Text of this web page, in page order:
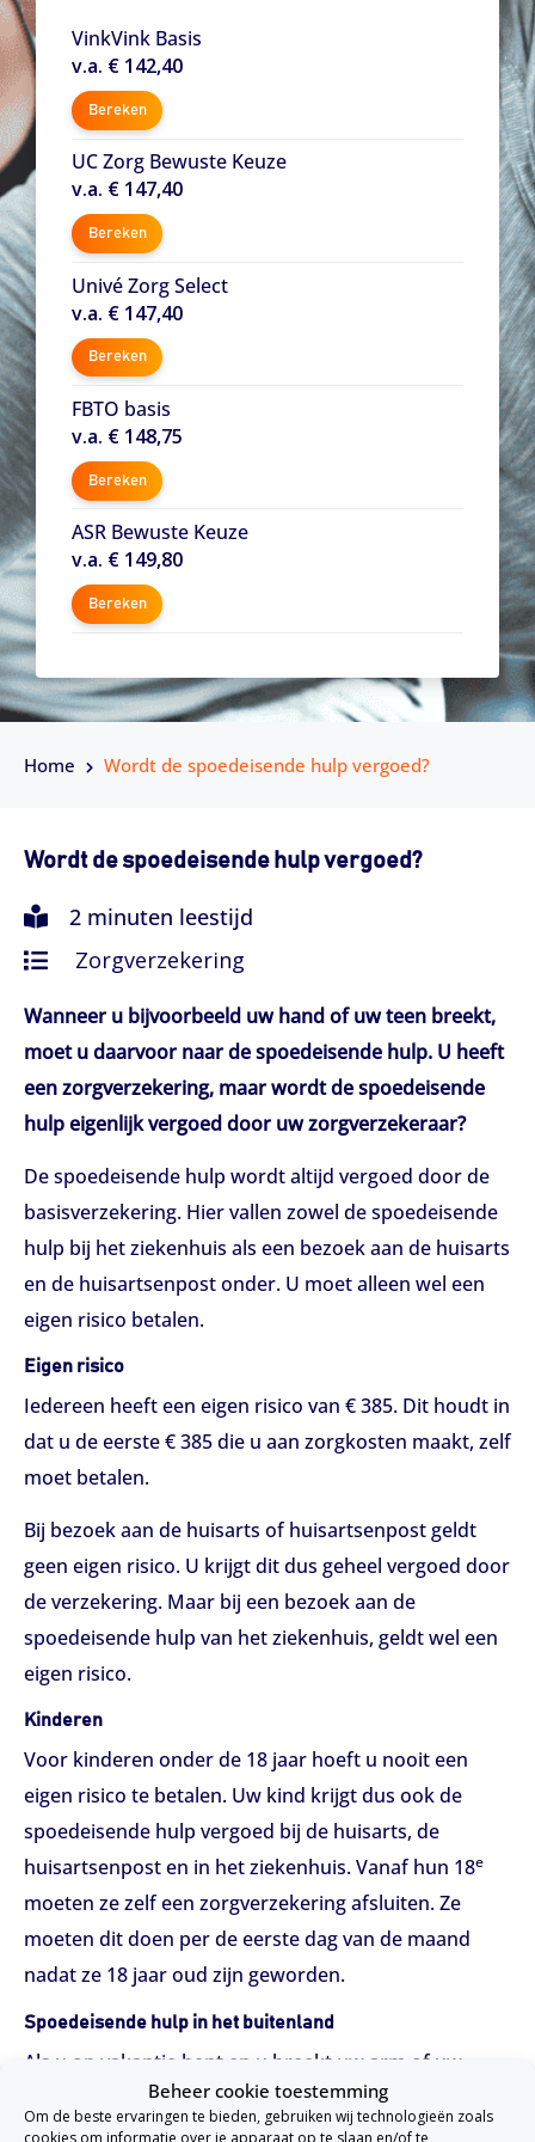
Beheer cookie toestemming
Om de beste ervaringen te bieden, gebruiken wij technologieën zoals
cookies om informatie over je apparaat op te slaan en/of te
VinkVink Basis
v.a. € 142,40
Bereken
UC Zorg Bewuste Keuze
v.a. € 147,40
Bereken
Univé Zorg Select
v.a. € 147,40
Bereken
FBTO basis
v.a. € 148,75
Bereken
ASR Bewuste Keuze
v.a. € 149,80
Bereken
Home Wordt de spoedeisende hulp vergoed?
Wordt de spoedeisende hulp vergoed?
2 minuten leestijd
Zorgverzekering
Wanneer u bijvoorbeeld uw hand of uw teen breekt,
moet u daarvoor naar de spoedeisende hulp. U heeft
een zorgverzekering, maar wordt de spoedeisende
hulp eigenlijk vergoed door uw zorgverzekeraar?
De spoedeisende hulp wordt altijd vergoed door de
basisverzekering. Hier vallen zowel de spoedeisende
hulp bij het ziekenhuis als een bezoek aan de huisarts
en de huisartsenpost onder. U moet alleen wel een
eigen risico betalen.
Eigen risico
Iedereen heeft een eigen risico van € 385. Dit houdt in
dat u de eerste € 385 die u aan zorgkosten maakt, zelf
moet betalen.
Bij bezoek aan de huisarts of huisartsenpost geldt
geen eigen risico. U krijgt dit dus geheel vergoed door
de verzekering. Maar bij een bezoek aan de
spoedeisende hulp van het ziekenhuis, geldt wel een
eigen risico.
Kinderen
Voor kinderen onder de 18 jaar hoeft u nooit een
eigen risico te betalen. Uw kind krijgt dus ook de
spoedeisende hulp vergoed bij de huisarts, de
huisartsenpost en in het ziekenhuis. Vanaf hun 18e
moeten ze zelf een zorgverzekering afsluiten. Ze
moeten dit doen per de eerste dag van de maand
nadat ze 18 jaar oud zijn geworden.
Spoedeisende hulp in het buitenland
Als u op vakantie bent en u breekt uw arm of uw
been, moet u daar naar de spoedeisende hulp. Het
makkelijkste is om als eerste uw zorg- of